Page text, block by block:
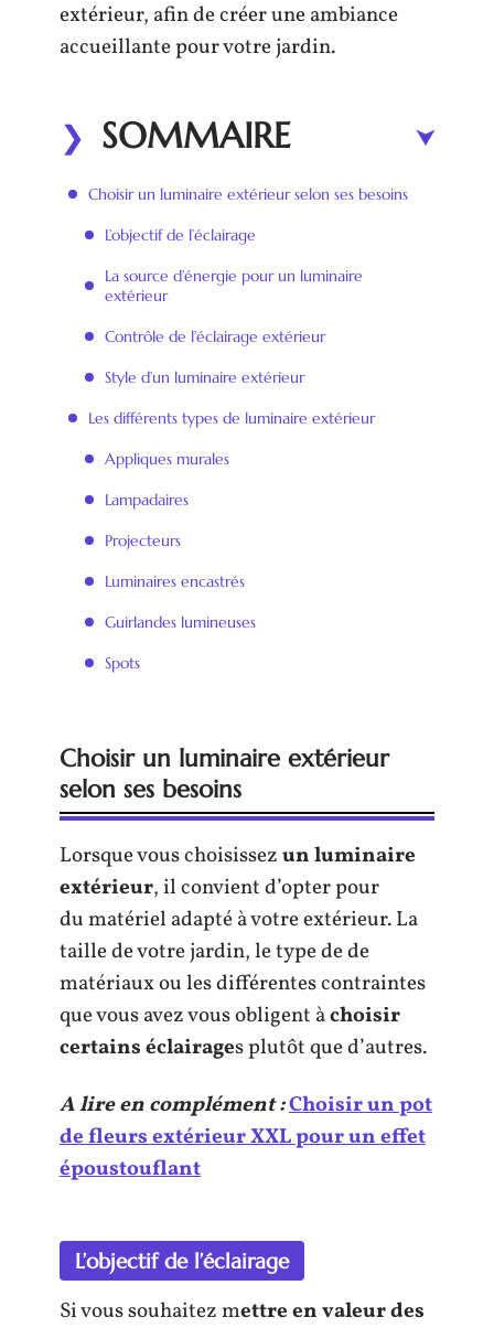
extérieur, afin de créer une ambiance
accueillante pour votre jardin.
SOMMAIRE
Choisir un luminaire extérieur selon ses besoins
L’objectif de l’éclairage
La source d’énergie pour un luminaire
extérieur
Contrôle de l’éclairage extérieur
Style d’un luminaire extérieur
Les différents types de luminaire extérieur
Appliques murales
Lampadaires
Projecteurs
Luminaires encastrés
Guirlandes lumineuses
Spots
Choisir un luminaire extérieur
selon ses besoins
Lorsque vous choisissezun luminaire
extérieur, il convient d’opter pour
du matériel adapté à votre extérieur. La
taille de votre jardin, le type de de
matériaux ou les différentes contraintes
que vous avez vous obligent àchoisir
certains éclairages plutôt que d’autres.
A lire en complément :Choisir un pot
de fleurs extérieur XXL pour un effet
époustouflant
L’objectif de l’éclairage
Si vous souhaitez mettre en valeur des